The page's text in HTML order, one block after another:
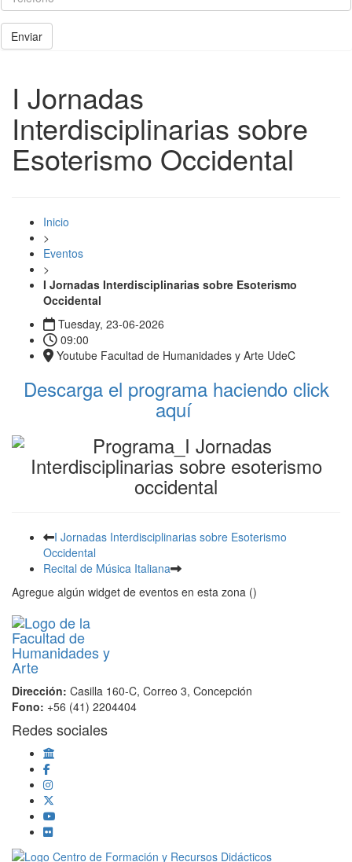
Enviar
I Jornadas
Interdisciplinarias sobre
Esoterismo Occidental
Inicio
>
Eventos
>
I Jornadas Interdisciplinarias sobre Esoterismo
Occidental
Tuesday, 23-06-2026
09:00
Youtube Facultad de Humanidades y Arte UdeC
Descarga el programa haciendo click
aquí
I Jornadas Interdisciplinarias sobre Esoterismo
Occidental
Recital de Música Italiana
Agregue algún widget de eventos en esta zona ()
Dirección: Casilla 160-C, Correo 3, Concepción
Fono: +56 (41) 2204404
Redes sociales